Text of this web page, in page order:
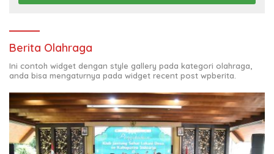
Berita Olahraga
Ini contoh widget dengan style gallery pada kategori olahraga,
anda bisa mengaturnya pada widget recent post wpberita.